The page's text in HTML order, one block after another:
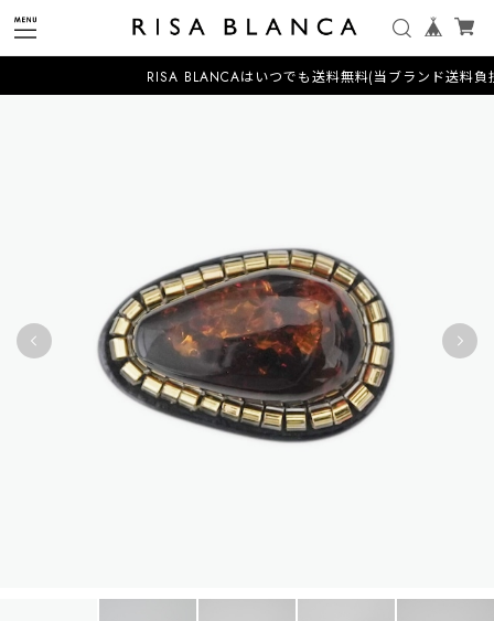
RISA BLANCAはいつでも送料無料(当ブランド送料負担)